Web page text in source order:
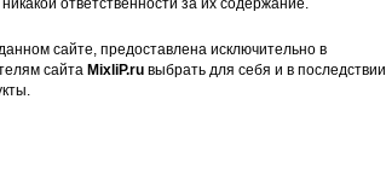
сайте, предоставлена исключительно в
сайта MixliP.ruвыбрать для себя и в последствии